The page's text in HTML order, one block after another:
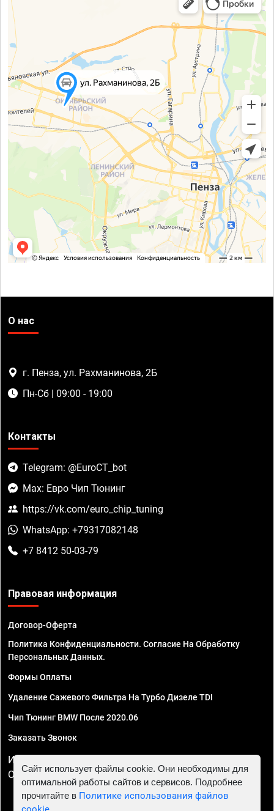
О нас
г. Пенза, ул. Рахманинова, 2Б
Пн-Сб | 09:00 - 19:00
Контакты
Telegram: @EuroCT_bot
Max: Евро Чип Тюнинг
https://vk.com/euro_chip_tuning
WhatsApp: +79317082148
+7 8412 50-03-79
Правовая информация
Договор-Оферта
Политика Конфиденциальности. Согласие На Обработку
Персональных Данных.
Формы Оплаты
Удаление Сажевого Фильтра На Турбо Дизеле TDI
Чип Тюнинг BMW После 2020.06
Заказать Звонок
ИП Смирнов Георгий Павлович. ИНН 781302555843,
ОГРНИП 324470400032610
Сайт использует файлы cookie. Они необходимы для
оптимальной работы сайтов и сервисов. Подробнее
прочитайте в Политике использования файлов